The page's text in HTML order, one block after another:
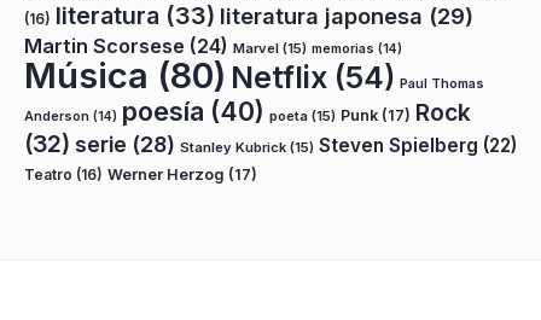
(16) literatura (33) literatura japonesa (29)
Martin Scorsese (24) Marvel (15) memorias (14)
Música (80) Netflix (54) Paul Thomas
Anderson (14) poesía (40) poeta (15) Punk (17) Rock
(32) serie (28) Stanley Kubrick (15) Steven Spielberg (22)
Teatro (16) Werner Herzog (17)